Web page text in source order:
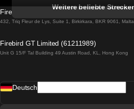
Züge von Lissabon nach
Züge von Lissabon nach
Weitere beliebte
Firebird GT Limited (OC 1451)
432, Triq Fleur de Lys, Suite 1, Birkirkara, BKR 9061, Malta
Firebird GT Limited (61211989)
Unit G 15/F Tal Building 49 Austin Road, KL, Hong Kong
Deutsch